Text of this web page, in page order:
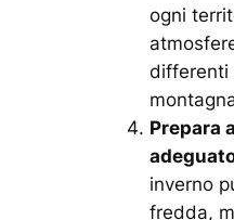
ogni
differenti
Prepara
inverno
fredda,